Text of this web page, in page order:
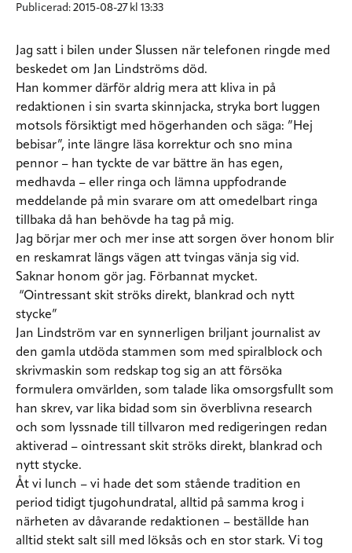
Publicerad: 2015-08-27 kl 13:33
Jag satt i bilen under Slussen när telefonen ringde med
beskedet om Jan Lindströms död.
Han kommer därför aldrig mera att kliva in på
redaktionen i sin svarta skinnjacka, stryka bort luggen
motsols försiktigt med högerhanden och säga: ”Hej
bebisar”, inte längre läsa korrektur och sno mina
pennor – han tyckte de var bättre än has egen,
medhavda – eller ringa och lämna uppfodrande
meddelande på min svarare om att omedelbart ringa
tillbaka då han behövde ha tag på mig.
Jag börjar mer och mer inse att sorgen över honom blir
en reskamrat längs vägen att tvingas vänja sig vid.
Saknar honom gör jag. Förbannat mycket.
“Ointressant skit ströks direkt, blankrad och nytt
stycke”
Jan Lindström var en synnerligen briljant journalist av
den gamla utdöda stammen som med spiralblock och
skrivmaskin som redskap tog sig an att försöka
formulera omvärlden, som talade lika omsorgsfullt som
han skrev, var lika bidad som sin överblivna research
och som lyssnade till tillvaron med redigeringen redan
aktiverad – ointressant skit ströks direkt, blankrad och
nytt stycke.
Åt vi lunch – vi hade det som stående tradition en
period tidigt tjugohundratal, alltid på samma krog i
närheten av dåvarande redaktionen – beställde han
alltid stekt salt sill med löksås och en stor stark. Vi tog